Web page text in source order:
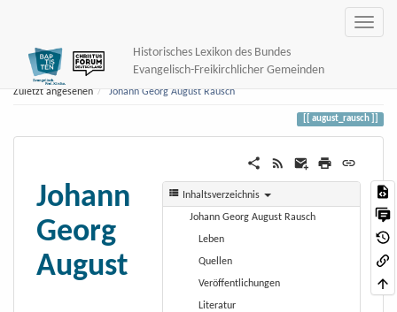
Historisches Lexikon des Bundes
Evangelisch-Freikirchlicher Gemeinden
Zuletzt angesehen Johann Georg August Rausch
august_rausch
Inhaltsverzeichnis
Johann Georg August Rausch
Leben
Quellen
Veröffentlichungen
Literatur
Johann
Georg
August